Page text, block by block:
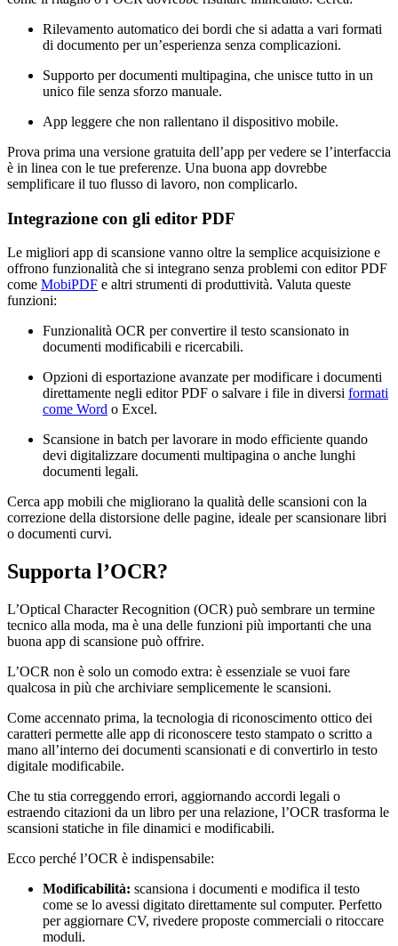
Rilevamento automatico dei bordi che si adatta a vari formati
di documento per un’esperienza senza complicazioni.
Supporto per documenti multipagina, che unisce tutto in un
unico file senza sforzo manuale.
App leggere che non rallentano il dispositivo mobile.
Prova prima una versione gratuita dell’app per vedere se l’interfaccia
è in linea con le tue preferenze. Una buona app dovrebbe
semplificare il tuo flusso di lavoro, non complicarlo.
Integrazione con gli editor PDF
Le migliori app di scansione vanno oltre la semplice acquisizione e
offrono funzionalità che si integrano senza problemi con editor PDF
come MobiPDF e altri strumenti di produttività. Valuta queste
funzioni:
Funzionalità OCR per convertire il testo scansionato in
documenti modificabili e ricercabili.
Opzioni di esportazione avanzate per modificare i documenti
direttamente negli editor PDF o salvare i file in diversi formati
come Word o Excel.
Scansione in batch per lavorare in modo efficiente quando
devi digitalizzare documenti multipagina o anche lunghi
documenti legali.
Cerca app mobili che migliorano la qualità delle scansioni con la
correzione della distorsione delle pagine, ideale per scansionare libri
o documenti curvi.
Supporta l’OCR?
L’Optical Character Recognition (OCR) può sembrare un termine
tecnico alla moda, ma è una delle funzioni più importanti che una
buona app di scansione può offrire.
L’OCR non è solo un comodo extra: è essenziale se vuoi fare
qualcosa in più che archiviare semplicemente le scansioni.
Come accennato prima, la tecnologia di riconoscimento ottico dei
caratteri permette alle app di riconoscere testo stampato o scritto a
mano all’interno dei documenti scansionati e di convertirlo in testo
digitale modificabile.
Che tu stia correggendo errori, aggiornando accordi legali o
estraendo citazioni da un libro per una relazione, l’OCR trasforma le
scansioni statiche in file dinamici e modificabili.
Ecco perché l’OCR è indispensabile:
Modificabilità: scansiona i documenti e modifica il testo
come se lo avessi digitato direttamente sul computer. Perfetto
per aggiornare CV, rivedere proposte commerciali o ritoccare
moduli.